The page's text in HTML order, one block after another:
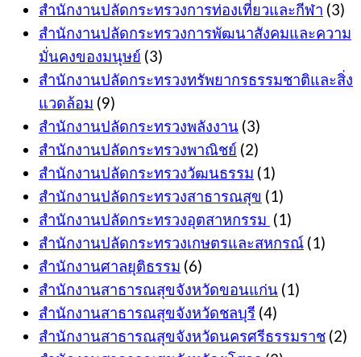
สำนักงานปลัดกระทรวงการท่องเที่ยวและกีฬา (3)
สำนักงานปลัดกระทรวงการพัฒนาสังคมและความ
มั่นคงของมนุษย์ (3)
สำนักงานปลัดกระทรวงทรัพยากรธรรมชาติและสิ่ง
แวดล้อม (9)
สำนักงานปลัดกระทรวงพลังงาน (3)
สำนักงานปลัดกระทรวงพาณิชย์ (2)
สำนักงานปลัดกระทรวงวัฒนธรรม (1)
สำนักงานปลัดกระทรวงสาธารณสุข (1)
สำนักงานปลัดกระทรวงอุตสาหกรรม (1)
สำนักงานปลัดกระทรวงเกษตรและสหกรณ์ (1)
สำนักงานศาลยุติธรรม (6)
สำนักงานสาธารณสุขจังหวัดขอนแก่น (1)
สำนักงานสาธารณสุขจังหวัดชลบุรี (4)
สำนักงานสาธารณสุขจังหวัดนครศรีธรรมราช (2)